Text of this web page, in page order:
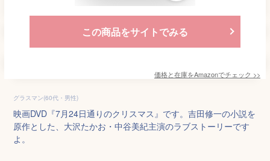
この商品をサイトでみる
価格と在庫をAmazonでチェック >>
グラスマン(60代・男性)
映画DVD『7月24日通りのクリスマス』です。吉田修一の小説を
原作とした、大沢たかお・中谷美紀主演のラブストーリーです
よ。